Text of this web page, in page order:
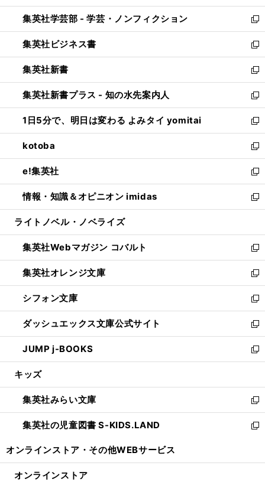
開
く
ウ
で
開
く
ン
ド
ウ
で
開
く
ウ
ィ
ン
ド
ウ
で
開
く
集英社学芸部 - 学芸・ノンフィクション
新
し
い
ウ
ィ
ン
ド
ウ
で
開
く
集英社ビジネス書
新
し
い
ウ
ィ
ン
ド
ウ
で
開
く
集英社新書
新
し
い
ウ
ィ
ン
ド
ウ
で
開
く
集英社新書プラス - 知の水先案内人
新
し
い
ウ
ィ
ン
ド
ウ
で
開
1日5分で、明日は変わる よみタイ yomitai
新
し
い
ウ
ィ
ン
ド
ウ
開
く
kotoba
新
し
い
ウ
ィ
ン
ウ
で
開
く
e!集英社
新
し
い
ウ
ン
ド
ウ
で
開
く
情報・知識＆オピニオン imidas
新
し
ウ
ィ
ン
ド
ウ
で
開
く
ライトノベル・ノベライズ
集英社Webマガジン コバルト
新
し
い
ウ
ィ
ン
ド
ウ
で
開
集英社オレンジ文庫
新
し
い
ウ
ィ
ン
ド
ウ
開
く
シフォン文庫
新
し
い
ウ
ィ
ン
ウ
で
開
く
ダッシュエックス文庫公式サイト
新
し
い
ウ
ン
ド
ウ
で
JUMP j-BOOKS
新
し
ウ
ィ
ン
ド
開
キッズ
集英社みらい文庫
新
し
い
ン
集英社の児童図書 S-KIDS.LAND
新
ウ
オンラインストア・ その他WEBサービス
オンラインストア